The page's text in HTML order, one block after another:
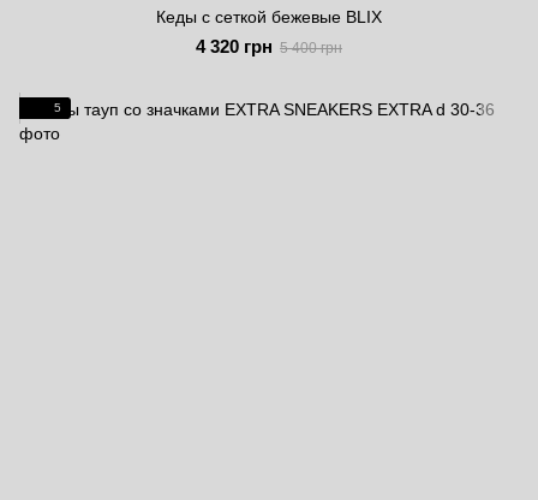
Кеды с сеткой бежевые BLIX
4 320 грн 5 400 грн
5